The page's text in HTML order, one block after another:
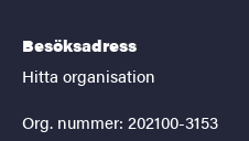
Besöksadress
Hitta organisation
Org. nummer: 202100-3153